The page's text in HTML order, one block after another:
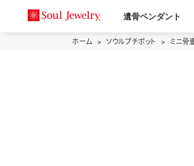
遺骨ペンダント
ホーム ソウルプチポット ミニ骨